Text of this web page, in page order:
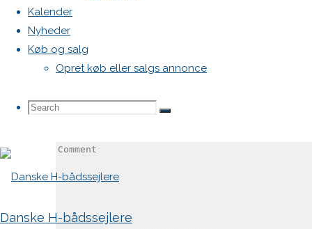
Kalender
Nyheder
Køb og salg
Opret køb eller salgs annonce
Search
Search
Search
Danske H-bådssejlere
blive
publiceret.
Krævede
felter er
med*